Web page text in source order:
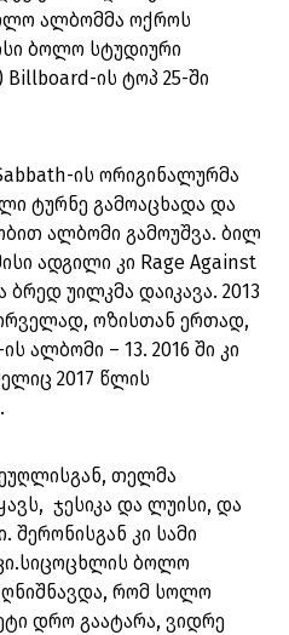
ალბომმა ოქროს
ბოლო სტუდიური
Billboard-ის ტოპ 25-ში
ის ორიგინალურმა
ტურნე გამოაცხადა და
ალბომი გამოუშვა. ბილ
ადგილი კი Rage Against
უილკმა დაიკავა. 2013
ოზისთან ერთად,
ალბომი – 13. 2016 ში კი
2017 წლის
თელმა
ჯესიკა და ლუისი, და
კი სამი
ბოლო
რომ სოლო
დრო გაატარა, ვიდრე